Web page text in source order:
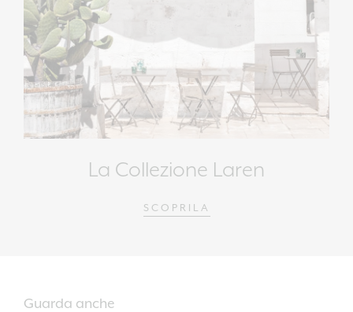
La Collezione Laren
SCOPRILA
Guarda anche